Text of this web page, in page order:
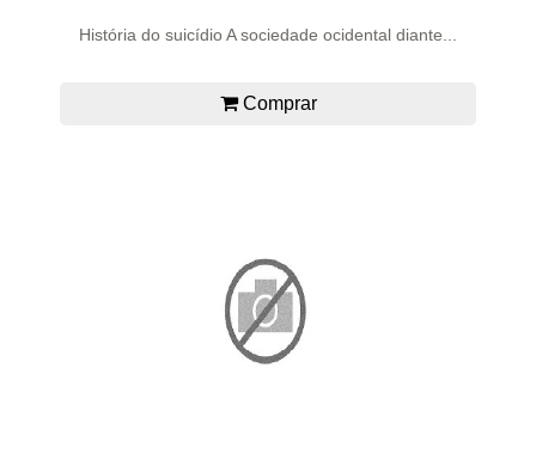
História do suicídio A sociedade ocidental diante...
Comprar